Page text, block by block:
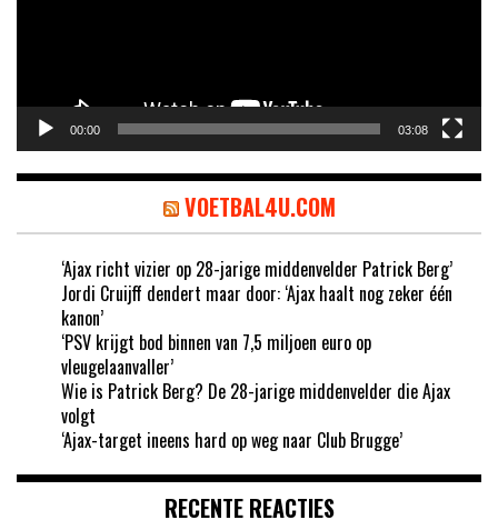
00:00 03:08
VOETBAL4U.COM
‘Ajax richt vizier op 28-jarige middenvelder Patrick Berg’
Jordi Cruijff dendert maar door: ‘Ajax haalt nog zeker één
kanon’
‘PSV krijgt bod binnen van 7,5 miljoen euro op
vleugelaanvaller’
Wie is Patrick Berg? De 28-jarige middenvelder die Ajax
volgt
‘Ajax-target ineens hard op weg naar Club Brugge’
RECENTE REACTIES